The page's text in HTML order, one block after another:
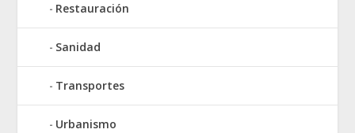
Restauración
Sanidad
Transportes
Urbanismo